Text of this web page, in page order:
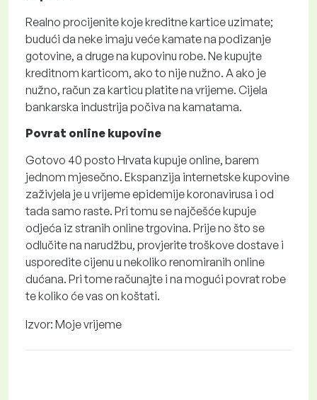
Realno procijenite koje kreditne kartice uzimate;
budući da neke imaju veće kamate na podizanje
gotovine, a druge na kupovinu robe. Ne kupujte
kreditnom karticom, ako to nije nužno. A ako je
nužno, račun za karticu platite na vrijeme. Cijela
bankarska industrija počiva na kamatama.
Povrat online kupovine
Gotovo 40 posto Hrvata kupuje online, barem
jednom mjesečno. Ekspanzija internetske kupovine
zaživjela je u vrijeme epidemije koronavirusa i od
tada samo raste. Pri tomu se najčešće kupuje
odjeća iz stranih online trgovina. Prije no što se
odlučite na narudžbu, provjerite troškove dostave i
usporedite cijenu u nekoliko renomiranih online
dućana. Pri tome računajte i na mogući povrat robe
te koliko će vas on koštati.
Izvor: Moje vrijeme